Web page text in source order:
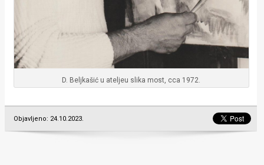
D. Beljkašić u ateljeu slika most, cca 1972.
Objavljeno: 24.10.2023.